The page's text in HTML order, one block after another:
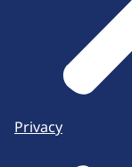
Privacy